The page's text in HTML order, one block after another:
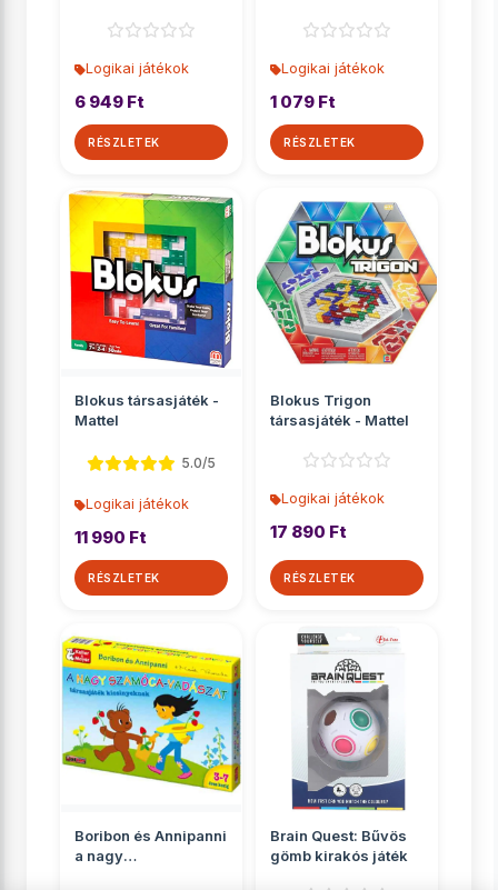
Logikai játékok
6 949 Ft
RÉSZLETEK
Logikai játékok
1 079 Ft
RÉSZLETEK
Blokus társasjáték -
Mattel
5.0/5
Logikai játékok
11 990 Ft
RÉSZLETEK
Blokus Trigon
társasjáték - Mattel
Logikai játékok
17 890 Ft
RÉSZLETEK
Boribon és Annipanni
a nagy
Brain Quest: Bűvös
gömb kirakós játék